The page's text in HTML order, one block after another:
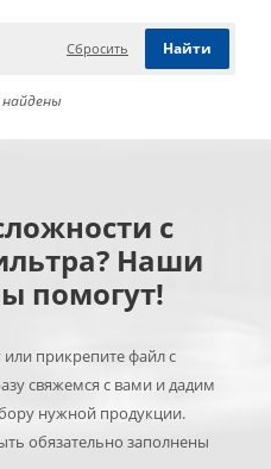
Сбросить
с
Наши
помогут!
прикрепите файл с
свяжемся с вами и дадим
нужной продукции.
обязательно заполнены